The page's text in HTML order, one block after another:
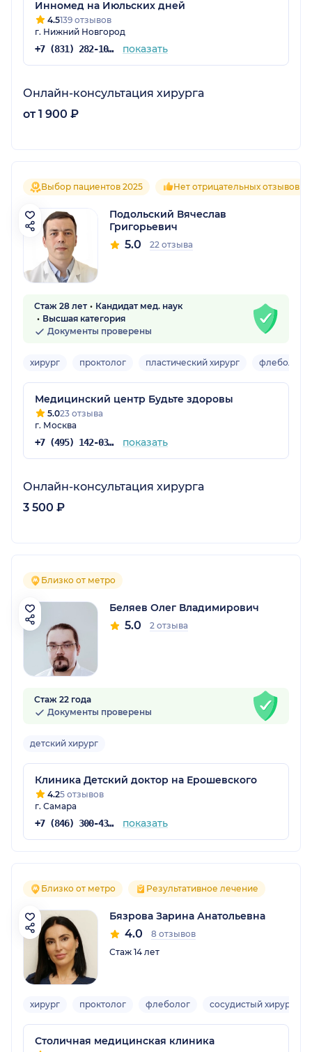
Инномед на Июльских дней
4.5139 отзывов
г. Нижний Новгород
+7 (831) 282-10-45 показать
Онлайн-консультация хирурга
от 1 900 ₽
Выбор пациентов 2025 Нет отрицательных отзывов
Подольский Вячеслав
Григорьевич
5.0 22 отзыва
Стаж 28 лет
Кандидат мед. наук
Высшая категория
Документы проверены
хирург проктолог пластический хирург флеболог
Медицинский центр Будьте здоровы
5.023 отзыва
г. Москва
+7 (495) 142-03-75 показать
Онлайн-консультация хирурга
3 500 ₽
Близко от метро
Беляев Олег Владимирович
5.0 2 отзыва
Стаж 22 года
Документы проверены
детский хирург
Клиника Детский доктор на Ерошевского
4.25 отзывов
г. Самара
+7 (846) 300-43-43 показать
Близко от метро Результативное лечение
Бязрова Зарина Анатольевна
4.0
8 отзывов
Стаж 14 лет
хирург проктолог флеболог сосудистый хирург
Столичная медицинская клиника